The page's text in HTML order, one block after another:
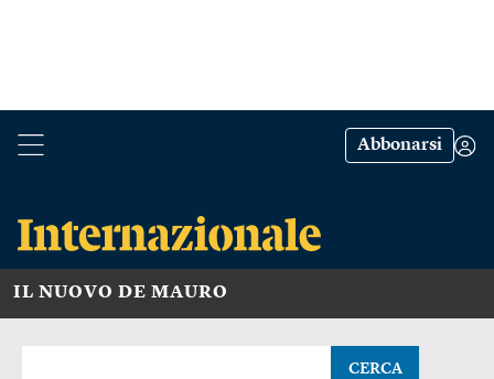
Abbonarsi
IL NUOVO DE MAURO
CERCA